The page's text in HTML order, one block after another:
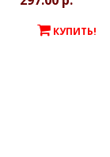
КУПИТЬ!